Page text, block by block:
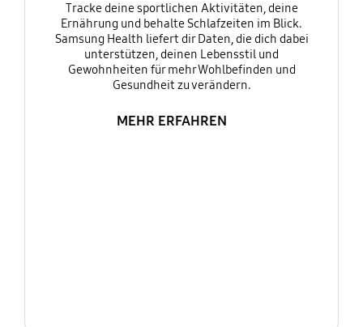
Tracke deine sportlichen Aktivitäten, deine
Ernährung und behalte Schlafzeiten im Blick.
Samsung Health liefert dir Daten, die dich dabei
unterstützen, deinen Lebensstil und
Gewohnheiten für mehr Wohlbefinden und
Gesundheit zu verändern.
MEHR ERFAHREN